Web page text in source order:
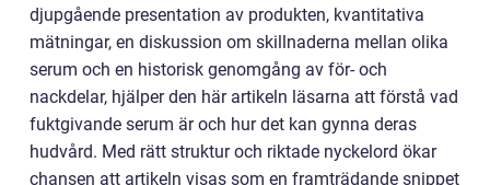
djupgående presentation av produkten, kvantitativa
mätningar, en diskussion om skillnaderna mellan olika
serum och en historisk genomgång av för- och
nackdelar, hjälper den här artikeln läsarna att förstå vad
fuktgivande serum är och hur det kan gynna deras
hudvård. Med rätt struktur och riktade nyckelord ökar
chansen att artikeln visas som en framträdande snippet